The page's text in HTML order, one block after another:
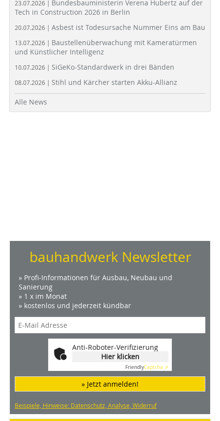
23.07.2026 | Bundesbauministerin Verena Hubertz auf der
Tech in Construction 2026 in Berlin
20.07.2026 | Asbest ist Todesursache Nummer Eins am Bau
13.07.2026 | Baustellenüberwachung mit Kameratürmen
und Künstlicher Intelligenz
10.07.2026 | SiGeKo-Standardwerk in drei Bänden
08.07.2026 | Stihl und Kärcher starten Akku-Allianz
Alle News
bauhandwerk Newsletter
» Profi-Informationen für Ausbau, Neubau und
Sanierung
» 1 x im Monat
» kostenlos und jederzeit kündbar
Anti-Roboter-Verifizierung
Hier klicken
FriendlyCaptcha ⇗
» Jetzt anmelden!
Beispiele, Hinweise: Datenschutz, Analyse, Widerruf